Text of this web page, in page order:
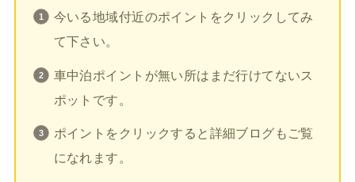
今いる地域付近のポイントをクリックしてみ
て下さい。
車中泊ポイントが無い所はまだ行けてないス
ポットです。
ポイントをクリックすると詳細ブログもご覧
になれます。